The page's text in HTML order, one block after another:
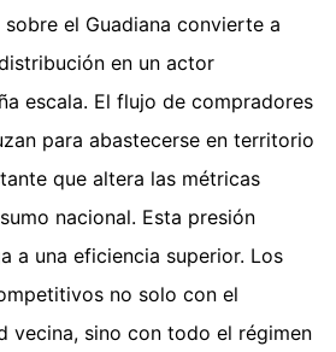
el Guadiana convierte a
en un actor
escala. El flujo de compradores
para abastecerse en territorio
que altera las métricas
nacional. Esta presión
a una eficiencia superior. Los
no solo con el
vecina, sino con todo el régimen